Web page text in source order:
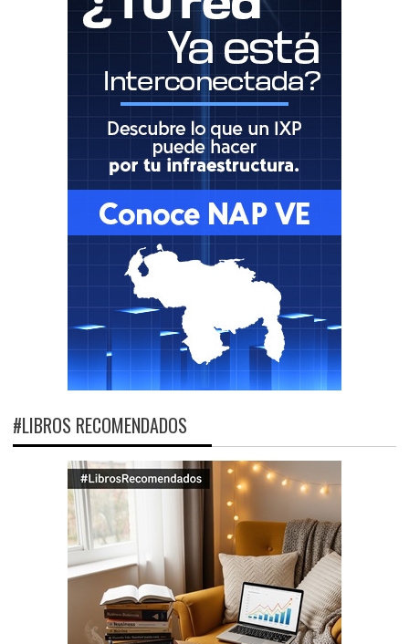
#LIBROS RECOMENDADOS